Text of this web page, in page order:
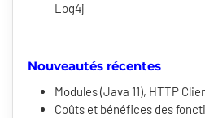
Log4j
Nouveautés récentes
Modules (Java 11), HTTP
Coûts et bénéfices des